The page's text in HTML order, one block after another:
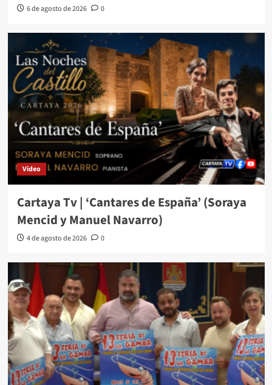
6 de agosto de 2026 0
Video
Cartaya Tv | ‘Cantares de España’ (Soraya
Mencid y Manuel Navarro)
4 de agosto de 2026 0